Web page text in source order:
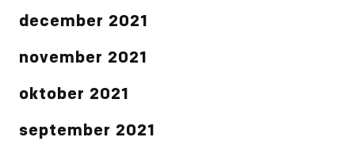
december 2021
november 2021
oktober 2021
september 2021